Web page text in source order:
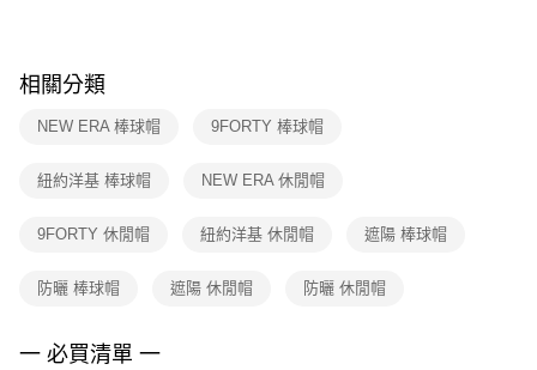
※ 交易是否成功請以「AFTEE先享後付 」之結帳頁面顯示為準，若有關於
是否繳費成功／繳費後需取消欲退款等相關疑問，請聯繫「AFTEE先享後付
客戶支援中心」https://netprotections.freshdesk.com/support/home
１．透過由恩沛科技股份有限公司提供之「AFTEE先享後付」服務完成之交
權轉讓予恩沛科技股份有限公司。
３．未成年的使用者請事先徵得法定代理人或監護人之同意方可使用
４．使用「AFTEE先享後付」時，將依據個別帳號之用戶狀況，依本公司即
相關分類
NEW ERA 棒球帽 9FORTY 棒球帽
紐約洋基 棒球帽 NEW ERA 休閒帽
9FORTY 休閒帽 紐約洋基 休閒帽 遮陽 棒球帽
防曬 棒球帽 遮陽 休閒帽 防曬 休閒帽
一 必買清單 一